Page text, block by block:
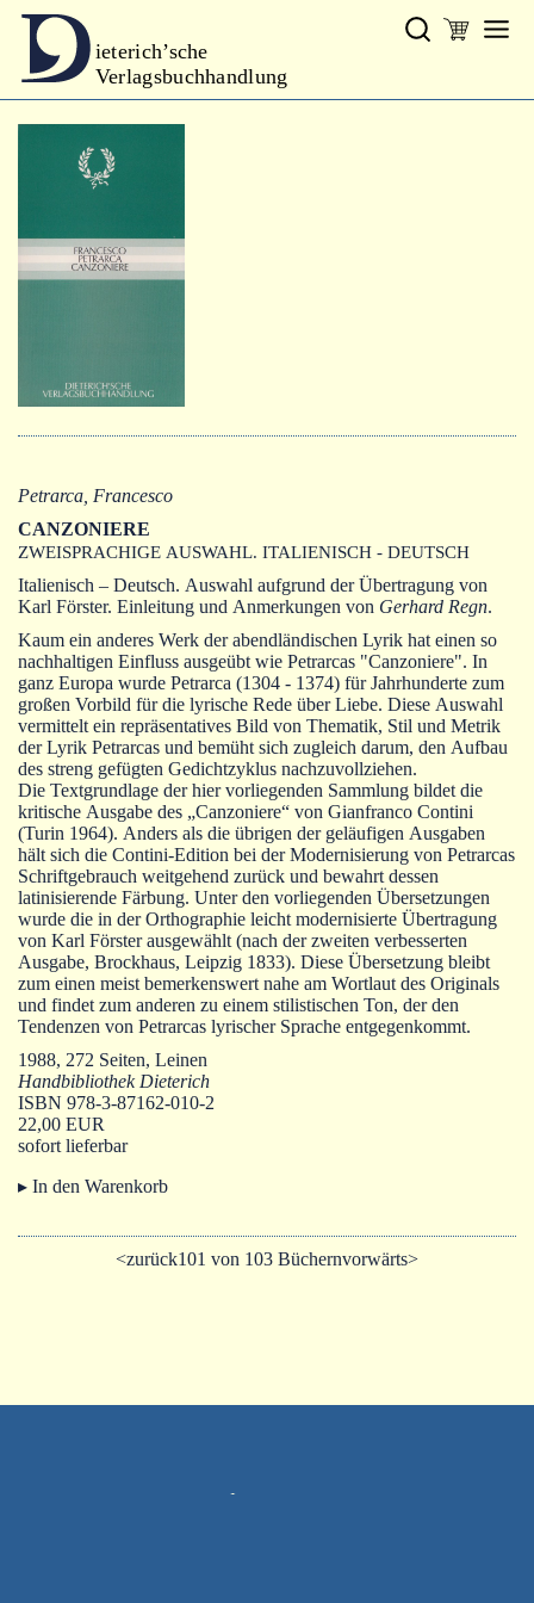
ieterich’sche
Verlagsbuchhandlung
Bibliophilia
Warenkorb
Petrarca, Francesco
CANZONIERE
ZWEISPRACHIGE AUSWAHL. ITALIENISCH - DEUTSCH
Italienisch – Deutsch. Auswahl aufgrund der Übertragung von
Karl Förster. Einleitung und Anmerkungen von Gerhard Regn.
Kaum ein anderes Werk der abendländischen Lyrik hat einen so
nachhaltigen Einfluss ausgeübt wie Petrarcas "Canzoniere". In
ganz Europa wurde Petrarca (1304 - 1374) für Jahrhunderte zum
großen Vorbild für die lyrische Rede über Liebe. Diese Auswahl
vermittelt ein repräsentatives Bild von Thematik, Stil und Metrik
der Lyrik Petrarcas und bemüht sich zugleich darum, den Aufbau
des streng gefügten Gedichtzyklus nachzuvollziehen.
Die Textgrundlage der hier vorliegenden Sammlung bildet die
kritische Ausgabe des „Canzoniere“ von Gianfranco Contini
(Turin 1964). Anders als die übrigen der geläufigen Ausgaben
hält sich die Contini-Edition bei der Modernisierung von Petrarcas
Schriftgebrauch weitgehend zurück und bewahrt dessen
latinisierende Färbung. Unter den vorliegenden Übersetzungen
wurde die in der Orthographie leicht modernisierte Übertragung
von Karl Förster ausgewählt (nach der zweiten verbesserten
Ausgabe, Brockhaus, Leipzig 1833). Diese Übersetzung bleibt
zum einen meist bemerkenswert nahe am Wortlaut des Originals
und findet zum anderen zu einem stilistischen Ton, der den
Tendenzen von Petrarcas lyrischer Sprache entgegenkommt.
1988, 272 Seiten, Leinen
Handbibliothek Dieterich
ISBN 978-3-87162-010-2
22,00 EUR
sofort lieferbar
▸ In den Warenkorb
<zurück101 von 103 Büchernvorwärts>
Impressum